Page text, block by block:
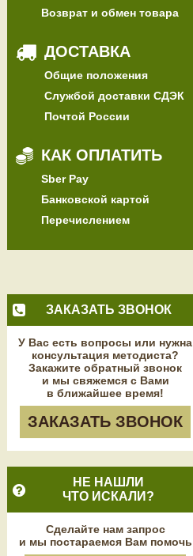
Возврат и обмен товара
ДОСТАВКА
Общие положения
Службой доставки СДЭК
Почтой России
КАК ОПЛАТИТЬ
Sber Pay
Банковской картой
Перечислением
ЗАКАЗАТЬ ЗВОНОК
У Вас есть вопросы или нужна
консультация методиста?
Закажите обратный звонок
и мы свяжемся с Вами
в ближайшее время!
ЗАКАЗАТЬ ЗВОНОК
НЕ НАШЛИ
ЧТО ИСКАЛИ?
Сделайте нам запрос
и мы постараемся Вам помочь